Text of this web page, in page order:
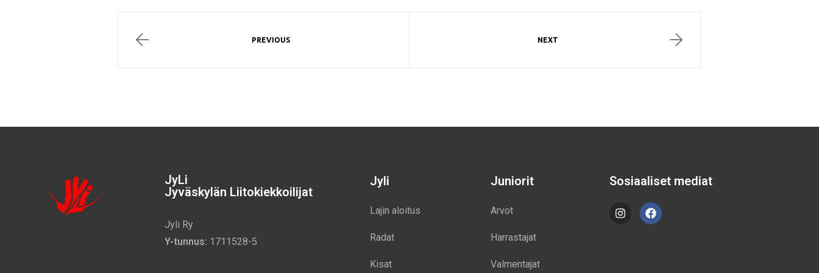
PREVIOUS NEXT
JyLi
Jyväskylän Liitokiekkoilijat
Jyli Ry
Y-tunnus: 1711528-5
Jyli
Lajin aloitus
Radat
Kisat
Juniorit
Arvot
Harrastajat
Valmentajat
Sosiaaliset mediat